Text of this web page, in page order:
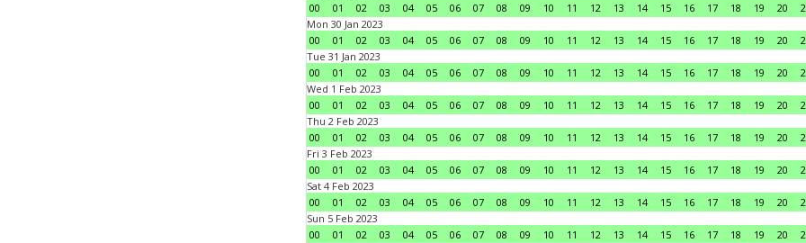
00
01 02 03 04 05 06 07 08 09 10 11 12 13 14 15 16 17 18 19 20
Mon 30 Jan 2023
00
01 02 03 04 05 06 07 08 09 10 11 12 13 14 15 16 17 18 19 20
Tue 31 Jan 2023
00
01 02 03 04 05 06 07 08 09 10 11 12 13 14 15 16 17 18 19 20
Wed 1 Feb 2023
00
01 02 03 04 05 06 07 08 09 10 11 12 13 14 15 16 17 18 19 20
Thu 2 Feb 2023
00
01 02 03 04 05 06 07 08 09 10 11 12 13 14 15 16 17 18 19 20
Fri 3 Feb 2023
00
01 02 03 04 05 06 07 08 09 10 11 12 13 14 15 16 17 18 19 20
Sat 4 Feb 2023
00
01 02 03 04 05 06 07 08 09 10 11 12 13 14 15 16 17 18 19 20
Sun 5 Feb 2023
00
01 02 03 04 05 06 07 08 09 10 11 12 13 14 15 16 17 18 19 20